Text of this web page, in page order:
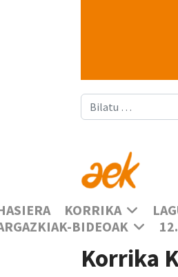
Bilatu
KORRIKA
BIDEOAK
Korrika